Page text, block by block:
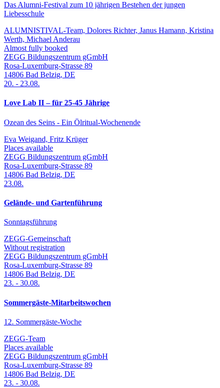
Das Alumni-Festival zum 10 jährigen Bestehen der jungen
Liebesschule
ALUMNISTIVAL-Team, Dolores Richter, Janus Hamann, Kristina
Werth, Michael Anderau
Almost fully booked
ZEGG Bildungszentrum gGmbH
Rosa-Luxemburg-Strasse 89
14806 Bad Belzig, DE
20. - 23.08.
Love Lab II – für 25-45 Jährige
Ozean des Seins - Ein Ölritual-Wochenende
Eva Weigand, Fritz Krüger
Places available
ZEGG Bildungszentrum gGmbH
Rosa-Luxemburg-Strasse 89
14806 Bad Belzig, DE
23.08.
Gelände- und Gartenführung
Sonntagsführung
ZEGG-Gemeinschaft
Without registration
ZEGG Bildungszentrum gGmbH
Rosa-Luxemburg-Strasse 89
14806 Bad Belzig, DE
23. - 30.08.
Sommergäste-Mitarbeitswochen
12. Sommergäste-Woche
ZEGG-Team
Places available
ZEGG Bildungszentrum gGmbH
Rosa-Luxemburg-Strasse 89
14806 Bad Belzig, DE
23. - 30.08.